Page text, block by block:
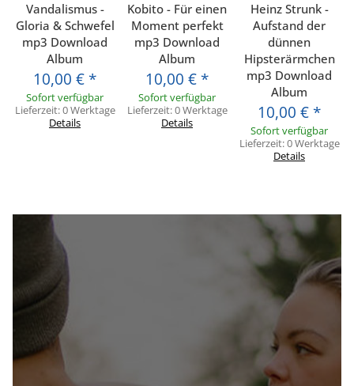
Vandalismus -
Gloria & Schwefel
mp3 Download
Album
10,00 € *
Sofort verfügbar
Lieferzeit:0 Werktage
Details
Kobito - Für einen
Moment perfekt
mp3 Download
Album
10,00 € *
Sofort verfügbar
Lieferzeit:0 Werktage
Details
Heinz Strunk -
Aufstand der
dünnen
Hipsterärmchen
mp3 Download
Album
10,00 € *
Sofort verfügbar
Lieferzeit:0 Werktage
Details